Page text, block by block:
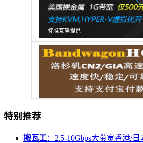
特别推荐
搬瓦工：2.5-10Gbps大带宽香港/